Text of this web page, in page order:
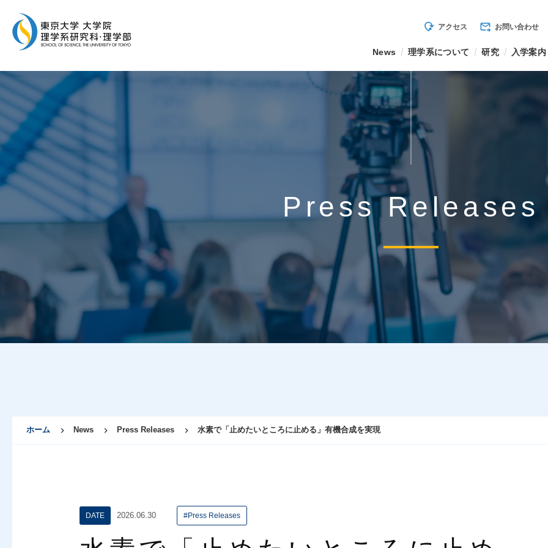
mode_of_travel アクセス forward_to_inbox お問い合わせ
News 理学系について 研究 入学案内
Press Releases
ホーム News Press Releases 水素で「止めたいところに止める」有機合成を実現
DATE 2026.06.30 #Press Releases